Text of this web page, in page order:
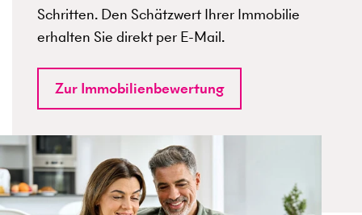
Schritten. Den Schätzwert Ihrer Immobilie
erhalten Sie direkt per E-Mail.
Zur Immobilienbewertung